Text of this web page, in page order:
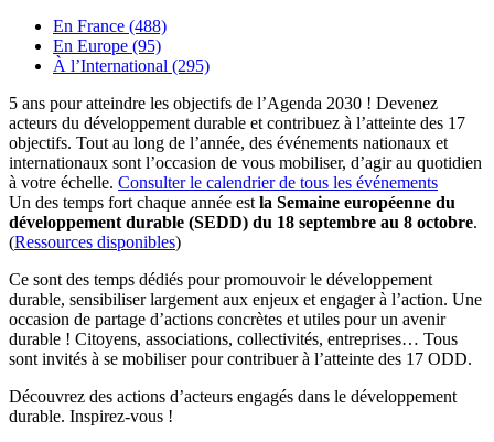
En France (488)
En Europe (95)
À l’International (295)
5 ans pour atteindre les objectifs de l’Agenda 2030 ! Devenez
acteurs du développement durable et contribuez à l’atteinte des 17
objectifs. Tout au long de l’année, des événements nationaux et
internationaux sont l’occasion de vous mobiliser, d’agir au quotidien
à votre échelle. Consulter le calendrier de tous les événements
Un des temps fort chaque année est la Semaine européenne du
développement durable (SEDD) du 18 septembre au 8 octobre.
(Ressources disponibles)
Ce sont des temps dédiés pour promouvoir le développement
durable, sensibiliser largement aux enjeux et engager à l’action. Une
occasion de partage d’actions concrètes et utiles pour un avenir
durable ! Citoyens, associations, collectivités, entreprises… Tous
sont invités à se mobiliser pour contribuer à l’atteinte des 17 ODD.
Découvrez des actions d’acteurs engagés dans le développement
durable. Inspirez-vous !